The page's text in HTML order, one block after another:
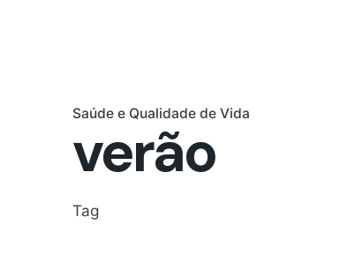
Saúde e Qualidade de Vida
verão
Tag